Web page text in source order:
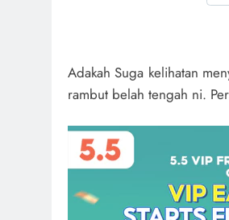
Adakah Suga kelihatan
rambut belah tengah ni.